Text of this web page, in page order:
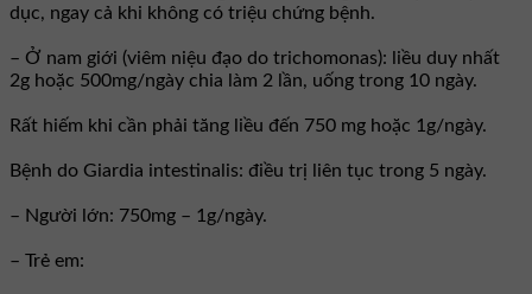
dục, ngay cả khi không có triệu chứng bệnh.
– Ở nam giới (viêm niệu đạo do trichomonas): liều duy nhất
2g hoặc 500mg/ngày chia làm 2 lần, uống trong 10 ngày.
Rất hiếm khi cần phải tăng liều đến 750 mg hoặc 1g/ngày.
Bệnh do Giardia intestinalis: điều trị liên tục trong 5 ngày.
– Người lớn: 750mg – 1g/ngày.
– Trẻ em: